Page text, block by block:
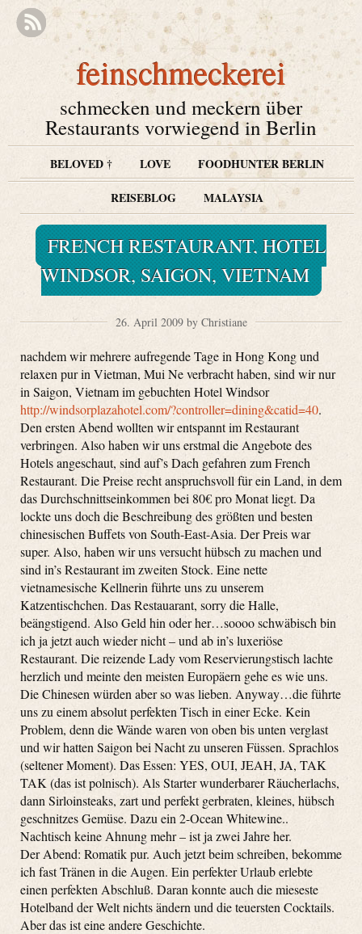
feinschmeckerei
schmecken und meckern über
Restaurants vorwiegend in Berlin
BELOVED † LOVE
FOODHUNTER BERLIN
REISEBLOG
MALAYSIA
FRENCH RESTAURANT, HOTEL
WINDSOR, SAIGON, VIETNAM
26. April 2009 by Christiane
nachdem wir mehrere aufregende Tage in Hong Kong und
relaxen pur in Vietman, Mui Ne verbracht haben, sind wir nur
in Saigon, Vietnam im gebuchten Hotel Windsor
http://windsorplazahotel.com/?controller=dining&catid=40.
Den ersten Abend wollten wir entspannt im Restaurant
verbringen. Also haben wir uns erstmal die Angebote des
Hotels angeschaut, sind auf’s Dach gefahren zum French
Restaurant. Die Preise recht anspruchsvoll für ein Land, in dem
das Durchschnittseinkommen bei 80€ pro Monat liegt. Da
lockte uns doch die Beschreibung des größten und besten
chinesischen Buffets von South-East-Asia. Der Preis war
super. Also, haben wir uns versucht hübsch zu machen und
sind in’s Restaurant im zweiten Stock. Eine nette
vietnamesische Kellnerin führte uns zu unserem
Katzentischchen. Das Restauarant, sorry die Halle,
beängstigend. Also Geld hin oder her…soooo schwäbisch bin
ich ja jetzt auch wieder nicht – und ab in’s luxeriöse
Restaurant. Die reizende Lady vom Reservierungstisch lachte
herzlich und meinte den meisten Europäern gehe es wie uns.
Die Chinesen würden aber so was lieben. Anyway…die führte
uns zu einem absolut perfekten Tisch in einer Ecke. Kein
Problem, denn die Wände waren von oben bis unten verglast
und wir hatten Saigon bei Nacht zu unseren Füssen. Sprachlos
(seltener Moment). Das Essen: YES, OUI, JEAH, JA, TAK
TAK (das ist polnisch). Als Starter wunderbarer Räucherlachs,
dann Sirloinsteaks, zart und perfekt gerbraten, kleines, hübsch
geschnitzes Gemüse. Dazu ein 2-Ocean Whitewine..
Nachtisch keine Ahnung mehr – ist ja zwei Jahre her.
Der Abend: Romatik pur. Auch jetzt beim schreiben, bekomme
ich fast Tränen in die Augen. Ein perfekter Urlaub erlebte
einen perfekten Abschluß. Daran konnte auch die mieseste
Hotelband der Welt nichts ändern und die teuersten Cocktails.
Aber das ist eine andere Geschichte.